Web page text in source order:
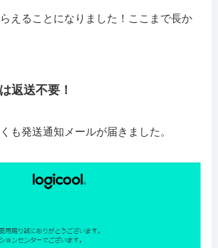
えることになりました！ここまで長か
返送不要！
も発送通知メールが届きました。